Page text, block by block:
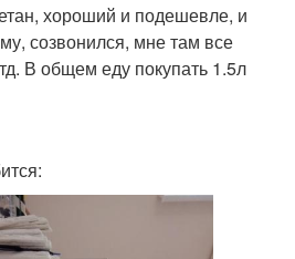
хороший и подешевле, и
созвонился, мне там все
В общем еду покупать 1.5л